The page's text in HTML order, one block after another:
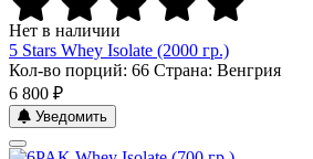
Нет в наличии
5 Stars Whey Isolate (2000 гр.)
Кол-во порций: 66 Страна: Венгрия
6 800 ₽
Уведомить